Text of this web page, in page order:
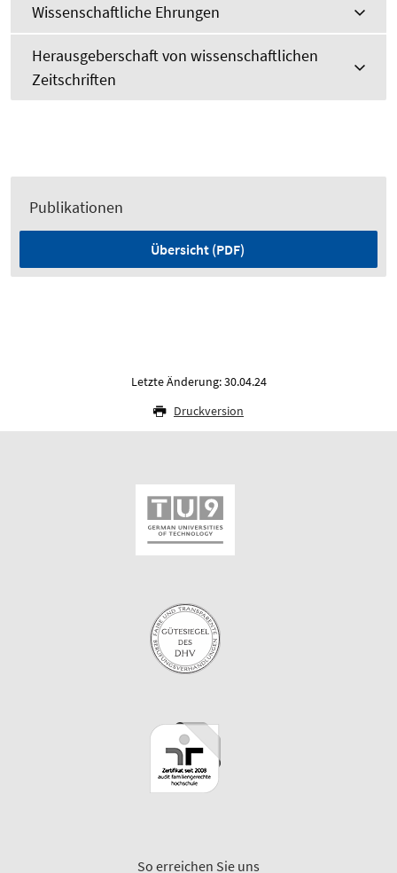
Wissenschaftliche Ehrungen
Herausgeberschaft von wissenschaftlichen
Zeitschriften
Publikationen
Übersicht (PDF)
Letzte Änderung: 30.04.24
Druckversion
So erreichen Sie uns